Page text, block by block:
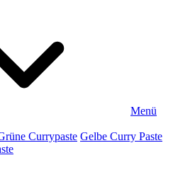
Menü
Currypaste Gelbe Curry Paste